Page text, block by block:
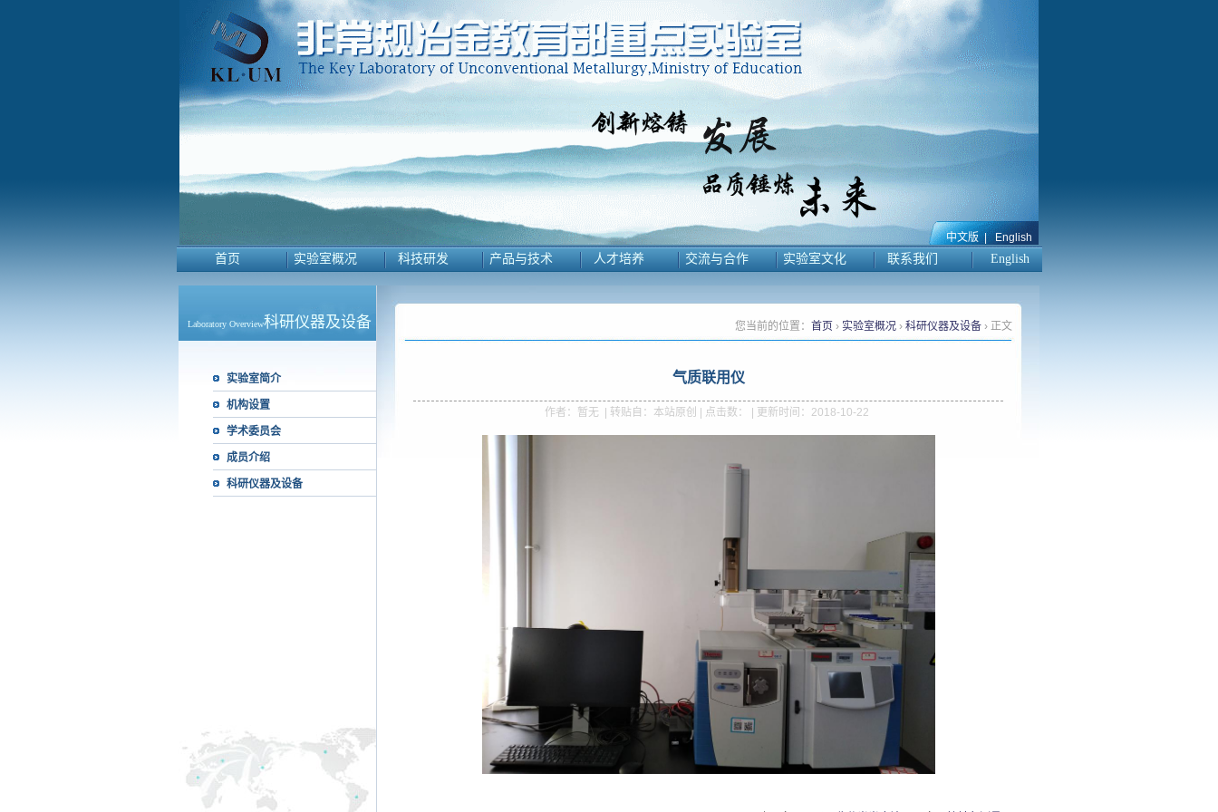
中文版| English
首页 实验室概况 科技研发 产品与技术 人才培养 交流与合作 实验室文化 联系我们 English
Laboratory Overview科研仪器及设备
实验室简介
机构设置
学术委员会
成员介绍
科研仪器及设备
您当前的位置： 首页 › 实验室概况 › 科研仪器及设备 › 正文
气质联用仪
作者：暂无 | 转贴自：本站原创 | 点击数： | 更新时间：2018-10-22